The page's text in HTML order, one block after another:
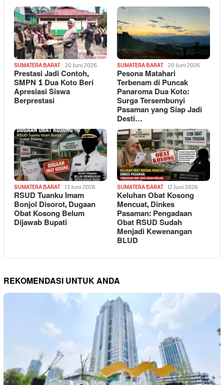
SUMATERA BARAT 20 Juni 2026
Prestasi Jadi Contoh,
SMPN 1 Dua Koto Beri
Apresiasi Siswa
Berprestasi
SUMATERA BARAT 20 Juni 2026
Pesona Matahari
Terbenam di Puncak
Panaroma Dua Koto:
Surga Tersembunyi
Pasaman yang Siap Jadi
Desti…
SUMATERA BARAT 13 Juni 2026
RSUD Tuanku Imam
Bonjol Disorot, Dugaan
Obat Kosong Belum
Dijawab Bupati
SUMATERA BARAT 12 Juni 2026
Keluhan Obat Kosong
Mencuat, Dinkes
Pasaman: Pengadaan
Obat RSUD Sudah
Menjadi Kewenangan
BLUD
REKOMENDASI UNTUK ANDA